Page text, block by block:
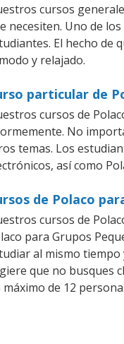
cursos
necesiten. Uno de
El hecho de
y relajado.
particular de
cursos de
No
temas. Los
así como
de Polaco
cursos de
para Grupos
al mismo
que no busques
máximo de 12